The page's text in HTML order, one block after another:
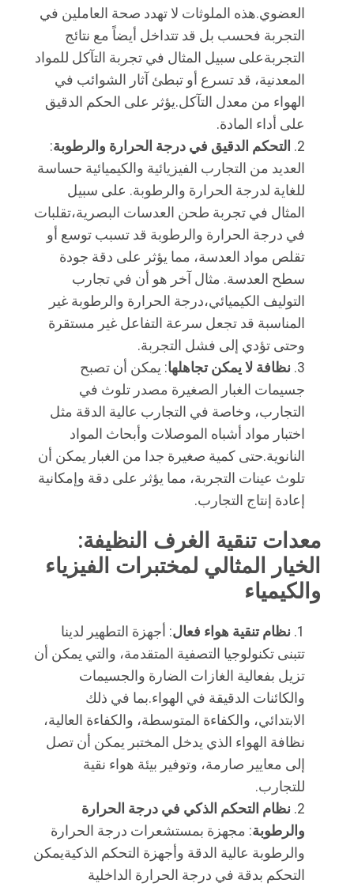
العضوي.هذه الملوثات لا تهدد صحة العاملين في
التجربة فحسب بل قد تتداخل أيضاً مع نتائج
التجربةعلى سبيل المثال في تجربة التآكل للمواد
المعدنية، قد تسرع أو تبطئ آثار الشوائب في
الهواء من معدل التآكل.يؤثر على الحكم الدقيق
على أداء المادة.
التحكم الدقيق في درجة الحرارة والرطوبة:
العديد من التجارب الفيزيائية والكيميائية حساسة
للغاية لدرجة الحرارة والرطوبة. على سبيل
المثال في تجربة طحن العدسات البصرية،تقلبات
في درجة الحرارة والرطوبة قد تسبب توسع أو
تقلص مواد العدسة، مما يؤثر على دقة جودة
سطح العدسة. مثال آخر هو أن في تجارب
التوليف الكيميائي،درجة الحرارة والرطوبة غير
المناسبة قد تجعل سرعة التفاعل غير مستقرة
وحتى تؤدي إلى فشل التجربة.
نظافة لا يمكن تجاهلها: يمكن أن تصبح
جسيمات الغبار الصغيرة مصدر تلوث في
التجارب، وخاصة في التجارب عالية الدقة مثل
اختبار مواد أشباه الموصلات وأبحاث المواد
النانوية.حتى كمية صغيرة جدا من الغبار يمكن أن
تلوث عينات التجربة، مما يؤثر على دقة وإمكانية
إعادة إنتاج التجارب.
والكيمياء
نظام تنقية هواء فعال: أجهزة التطهير لدينا
تتبنى تكنولوجيا التصفية المتقدمة، والتي يمكن أن
تزيل بفعالية الغازات الضارة والجسيمات
والكائنات الدقيقة في الهواء.بما في ذلك
الابتدائي، والكفاءة المتوسطة، والكفاءة العالية،
نظافة الهواء الذي يدخل المختبر يمكن أن تصل
إلى معايير صارمة، وتوفير بيئة هواء نقية
للتجارب.
نظام التحكم الذكي في درجة الحرارة
والرطوبة: مجهزة بمستشعرات درجة الحرارة
والرطوبة عالية الدقة وأجهزة التحكم الذكيةيمكن
التحكم بدقة في درجة الحرارة الداخلية